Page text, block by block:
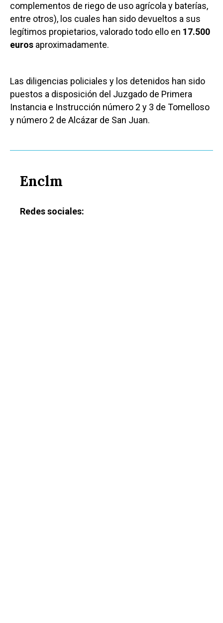
complementos de riego de uso agrícola y baterías,
entre otros), los cuales han sido devueltos a sus
legítimos propietarios, valorado todo ello en 17.500
euros aproximadamente.
Las diligencias policiales y los detenidos han sido
puestos a disposición del Juzgado de Primera
Instancia e Instrucción número 2 y 3 de Tomelloso
y número 2 de Alcázar de San Juan.
Enclm
Redes sociales: